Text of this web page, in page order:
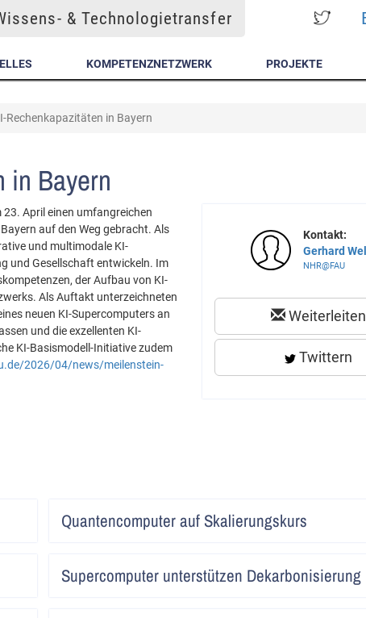
& Technologietransfer
KOMPETENZNETZWERK PROJEKTE
Rechenkapazitäten in Bayern
in Bayern
April einen umfangreichen
auf den Weg gebracht. Als
und multimodale KI-
und Gesellschaft entwickeln. Im
der Aufbau von KI-
Als Auftakt unterzeichneten
neuen KI-Supercomputers an
und die exzellenten KI-
KI-Basismodell-Initiative zudem
2026/04/news/meilenstein-
Kontakt:
Gerhard
NHR@FAU
Weiterleiten
Twittern
Quantencomputer auf Skalierungskurs
Supercomputer unterstützen Dekarbonisierung